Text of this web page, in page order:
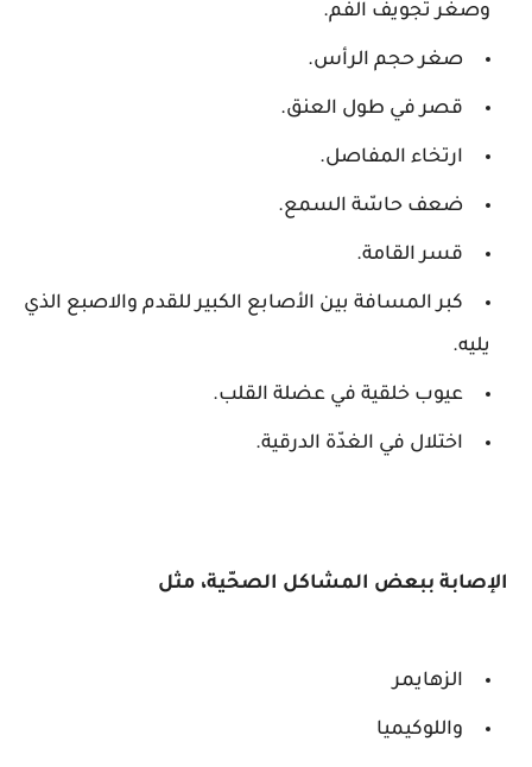
وصغر تجويف الفم.
صغر حجم الرأس.
قصر في طول العنق.
ارتخاء المفاصل.
ضعف حاسّة السمع.
قسر القامة.
كبر المسافة بين الأصابع الكبير للقدم والاصبع الذي
يليه.
عيوب خلقية في عضلة القلب.
اختلال في الغدّة الدرقية.
الإصابة ببعض المشاكل الصحّية، مثل
الزهايمر
واللوكيميا